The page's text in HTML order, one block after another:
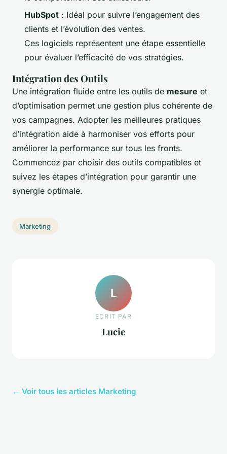
HubSpot : Idéal pour suivre l’engagement des
clients et l’évolution des ventes.
Ces logiciels représentent une étape essentielle
pour évaluer l’efficacité de vos stratégies.
Intégration des Outils
Une intégration fluide entre les outils de mesure et
d’optimisation permet une gestion plus cohérente de
vos campagnes. Adopter les meilleures pratiques
d’intégration aide à harmoniser vos efforts pour
améliorer la performance sur tous les fronts.
Commencez par choisir des outils compatibles et
suivez les étapes d’intégration pour garantir une
synergie optimale.
Marketing
L
ECRIT PAR
Lucie
← Voir tous les articles Marketing